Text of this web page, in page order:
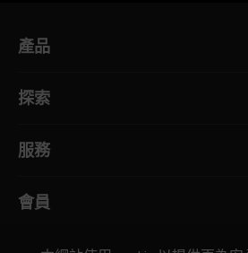
產品
主機板
電競螢幕
桌上型電腦
探索
最新消息
部落格
服務
保固資訊
會員
為什麼要加入?